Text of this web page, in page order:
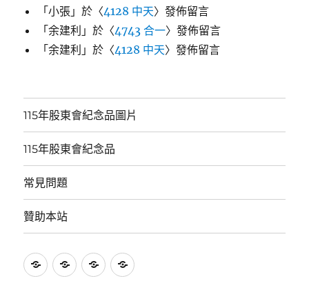
「小張 」於〈4128 中天〉發佈留言
「余建利 」於〈4743 合一〉發佈留言
「余建利 」於〈4128 中天〉發佈留言
115年股東會紀念品圖片
115年股東會紀念品
常見問題
贊助本站
115
115
常
贊